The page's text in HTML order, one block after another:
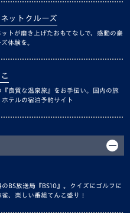
ットクルーズ
ットが磨き上げたおもてなしで、感動の豪
体験を。
『良質な温泉旅』をお手伝い。国内の旅
ホテルの宿泊予約サイト
のBS放送局『BS10』。クイズにゴルフに
雀、楽しい番組てんこ盛り！